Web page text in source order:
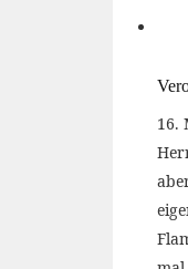
16.